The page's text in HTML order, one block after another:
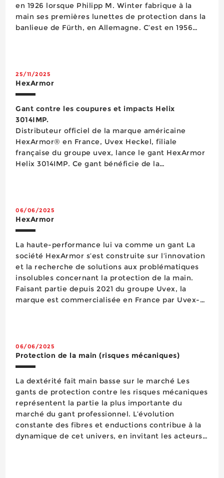
en 1926 lorsque Philipp M. Winter fabrique à la
main ses premières lunettes de protection dans la
banlieue de Fürth, en Allemagne. C’est en 1956
25/11/2025
HexArmor
Gant contre les coupures et impacts Helix
3014IMP.
Distributeur officiel de la marque américaine
HexArmor® en France, Uvex Heckel, filiale
française du groupe uvex, lance le gant HexArmor
Helix 3014IMP. Ce gant bénéficie de la
offrant ainsi aux phala...
06/06/2025
HexArmor
La haute-performance lui va comme un gant La
société HexArmor s’est construite sur l’innovation
et la recherche de solutions aux problématiques
insolubles concernant la protection de la main.
Faisant partie depuis 2021 du groupe Uvex, la
marque est commercialisée en France par Uvex-
06/06/2025
Protection de la main (risques mécaniques)
La dextérité fait main basse sur le marché Les
gants de protection contre les risques mécaniques
représentent la partie la plus importante du
marché du gant professionnel. L’évolution
constante des fibres et enductions contribue à la
dynamique de cet univers, en invitant les acteurs